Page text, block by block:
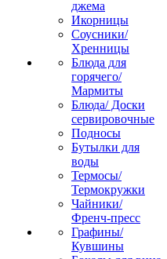
джема
Икорницы
Соусники/
Хренницы
Блюда для
горячего/
Мармиты
Блюда/ Доски
сервировочные
Подносы
Бутылки для
воды
Термосы/
Термокружки
Чайники/
Френч-пресс
Графины/
Кувшины